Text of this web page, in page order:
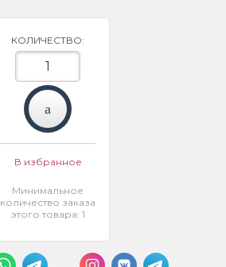
КОЛИЧЕСТВО:
В избранное
Минимальное
количество заказа
этого товара: 1